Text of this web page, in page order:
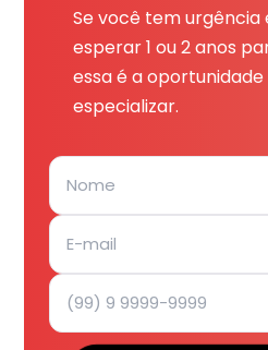
Se você tem urgência
esperar 1 ou 2 anos
essa é a
especializar.